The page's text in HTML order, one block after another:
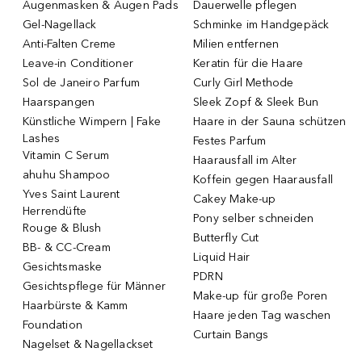
Augenmasken & Augen Pads
Gel-Nagellack
Anti-Falten Creme
Leave-in Conditioner
Sol de Janeiro Parfum
Haarspangen
Künstliche Wimpern | Fake
Lashes
Vitamin C Serum
ahuhu Shampoo
Yves Saint Laurent
Herrendüfte
Rouge & Blush
BB- & CC-Cream
Gesichtsmaske
Gesichtspflege für Männer
Haarbürste & Kamm
Foundation
Nagelset & Nagellackset
Dauerwelle pflegen
Schminke im Handgepäck
Milien entfernen
Keratin für die Haare
Curly Girl Methode
Sleek Zopf & Sleek Bun
Haare in der Sauna schützen
Festes Parfum
Haarausfall im Alter
Koffein gegen Haarausfall
Cakey Make-up
Pony selber schneiden
Butterfly Cut
Liquid Hair
PDRN
Make-up für große Poren
Haare jeden Tag waschen
Curtain Bangs